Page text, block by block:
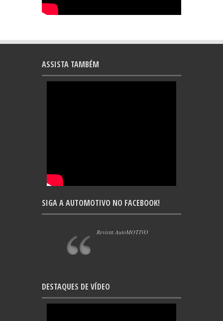
ASSISTA TAMBÉM
SIGA A AUTOMOTIVO NO FACEBOOK!
Revista AutoMOTIVO
DESTAQUES DE VÍDEO